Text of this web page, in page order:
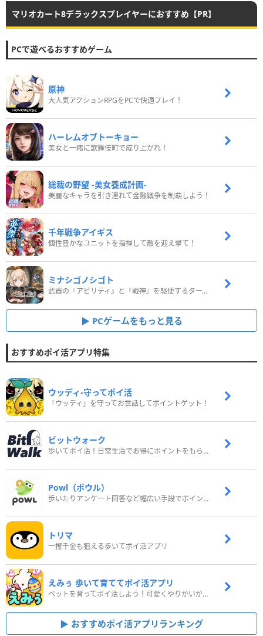
マリオカート8デラックスプレイヤーにおすすめ【PR】
PCで遊べるおすすめゲーム
原神
大人気アクションRPGをPCで快適プレイ！
ハーレムオブトーキョー
美女と一緒に歌舞伎町で成り上がれ！
総裁の野望 -美女養成計画-
美麗なキャラを引き連れて金融戦争を制覇しよう！
千年戦争アイギス
個性豊かなユニットを指揮して敵を迎え撃て！
ミナシゴノシゴト
武器の『アビリティ』と『戦神』を駆使するターン制コマンドバトルRPG！
PCゲームをもっと見る
おすすめポイ活アプリ特集
ウッディ‐守ってポイ活
「ウッディ」を守ってお世話してポイントゲット！
ビットウォーク
歩いてポイ活！日常生活でお得にポイントをもらおう
Powl（ポウル）
歩いたりアンケート回答など幅広い手段でポイントをゲット
トリマ
一攫千金も狙える歩いてポイ活アプリ
えみぅ 歩いて育ててポイ活アプリ
ペットを育ってポイ活しよう！可愛くやりがいがある新感覚アプリ
おすすめポイ活アプリランキング